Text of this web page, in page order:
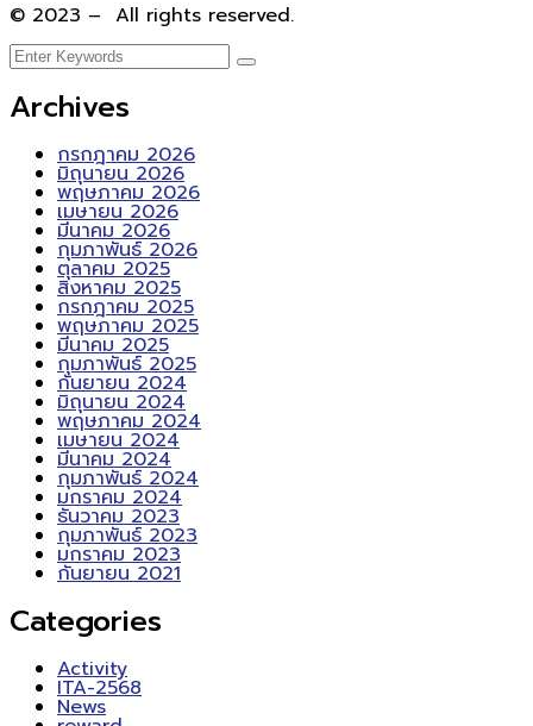
© 2023 – All rights reserved.
Archives
กรกฎาคม 2026
มิถุนายน 2026
พฤษภาคม 2026
เมษายน 2026
มีนาคม 2026
กุมภาพันธ์ 2026
ตุลาคม 2025
สิงหาคม 2025
กรกฎาคม 2025
พฤษภาคม 2025
มีนาคม 2025
กุมภาพันธ์ 2025
กันยายน 2024
มิถุนายน 2024
พฤษภาคม 2024
เมษายน 2024
มีนาคม 2024
กุมภาพันธ์ 2024
มกราคม 2024
ธันวาคม 2023
กุมภาพันธ์ 2023
มกราคม 2023
กันยายน 2021
Categories
Activity
ITA-2568
News